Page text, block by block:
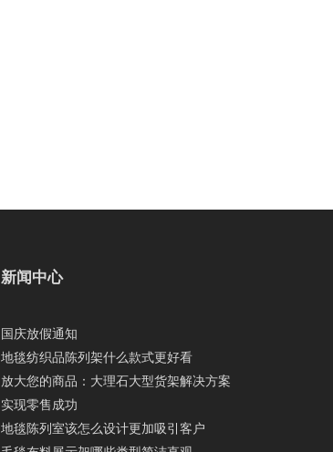
新闻中心
国庆放假通知
地毯纺织品陈列架什么款式更好看
放大您的商品：大理石大型货架解决方案
实现零售成功
地毯陈列室该怎么设计更加吸引客户